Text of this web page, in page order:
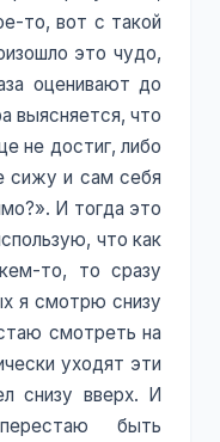
то, вот с такой
это чудо,
оценивают до
выясняется, что
не достиг, либо
сижу и сам себя
И тогда это
что как
то, то сразу
я смотрю снизу
смотреть на
уходят эти
снизу вверх. И
быть